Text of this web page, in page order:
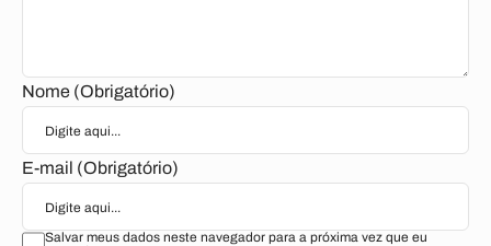
Nome (Obrigatório)
E-mail (Obrigatório)
Salvar meus dados neste navegador para a próxima vez que eu